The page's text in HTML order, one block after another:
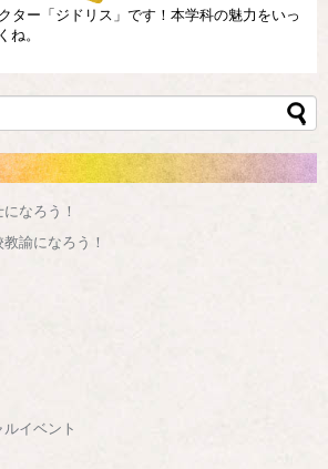
ター「ジドリス」です！本学科の魅力をいっ
ね。
なろう！
諭になろう！
イベント